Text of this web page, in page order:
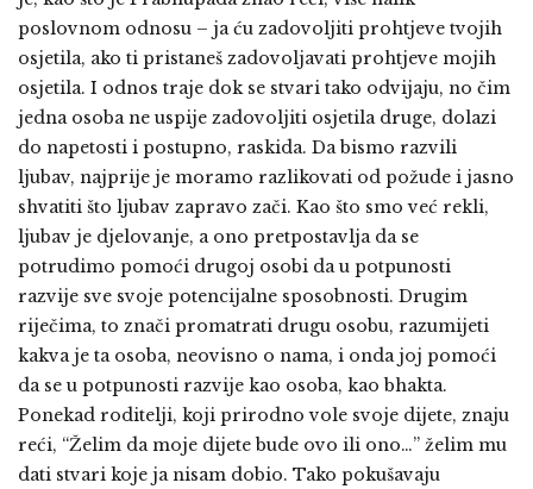
poslovnom odnosu – ja ću zadovoljiti prohtjeve tvojih
osjetila, ako ti pristaneš zadovoljavati prohtjeve mojih
osjetila. I odnos traje dok se stvari tako odvijaju, no čim
jedna osoba ne uspije zadovoljiti osjetila druge, dolazi
do napetosti i postupno, raskida. Da bismo razvili
ljubav, najprije je moramo razlikovati od požude i jasno
shvatiti što ljubav zapravo zači. Kao što smo već rekli,
ljubav je djelovanje, a ono pretpostavlja da se
potrudimo pomoći drugoj osobi da u potpunosti
razvije sve svoje potencijalne sposobnosti. Drugim
riječima, to znači promatrati drugu osobu, razumijeti
kakva je ta osoba, neovisno o nama, i onda joj pomoći
da se u potpunosti razvije kao osoba, kao bhakta.
Ponekad roditelji, koji prirodno vole svoje dijete, znaju
reći, “Želim da moje dijete bude ovo ili ono…” želim mu
dati stvari koje ja nisam dobio. Tako pokušavaju